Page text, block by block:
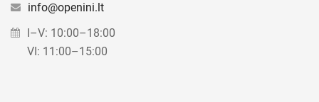
info@openini.lt
I–V: 10:00–18:00
VI: 11:00–15:00